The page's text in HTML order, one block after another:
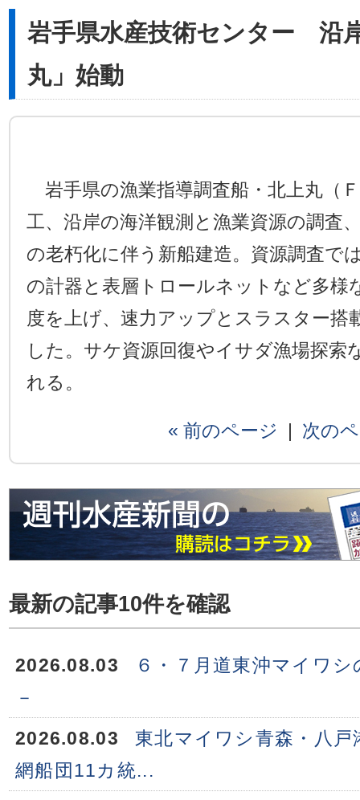
岩手県水産技術センター 沿
丸」始動
岩手県の漁業指導調査船・北上丸（
工、沿岸の海洋観測と漁業資源の調査
の老朽化に伴う新船建造。資源調査で
の計器と表層トロールネットなど多様
度を上げ、速力アップとスラスター搭
した。サケ資源回復やイサダ漁場探索
れる。
« 前のページ | 次の
最新の記事10件を確認
2026.08.03
６・７月道東沖マイワ
－
2026.08.03
東北マイワシ青森・八
網船団11カ統...